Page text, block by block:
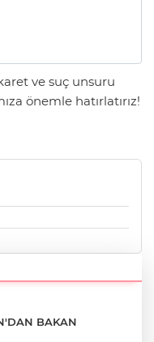
ve suç unsuru
önemle hatırlatırız!
BAKAN